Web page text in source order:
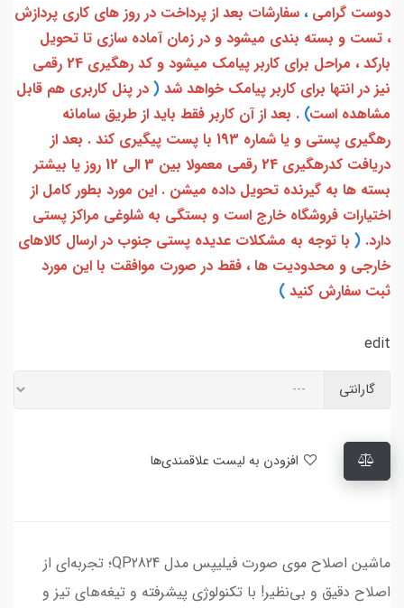
دوست گرامی ، سفارشات بعد از پرداخت در روز های کاری پردازش
، تست و بسته بندی میشود و در زمان آماده سازی تا تحویل
بارکد ، مراحل برای کاربر پیامک میشود و کد رهگیری 24 رقمی
نیز در انتها برای کاربر پیامک خواهد شد ( در پنل کاربری هم قابل
مشاهده است) . بعد از آن کاربر فقط باید از طریق سامانه
رهگیری پستی و یا شماره 193 با پست پیگیری کند . بعد از
دریافت کدرهگیری 24 رقمی معمولا بین 3 الی 12 روز یا بیشتر
بسته ها به گیرنده تحویل داده میشن . این مورد بطور کامل از
اختیارات فروشگاه خارج است و بستگی به شلوغی مراکز پستی
دارد. ( با توجه به مشکلات عدیده پستی جنوب در ارسال کالاهای
خارجی و محدودیت ها ، فقط در صورت موافقت با این مورد
ثبت سفارش کنید )
edit
گارانتی
ماشین اصلاح موی صورت فیلیپس مدل QP2824؛ تجربه‌ای از
اصلاح دقیق و بی‌نظیر! با تکنولوژی پیشرفته و تیغه‌های تیز و